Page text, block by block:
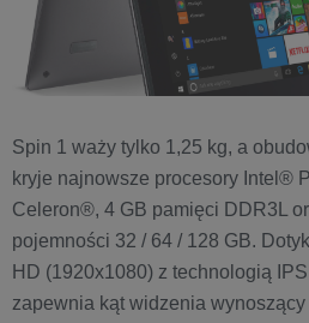
Spin 1 waży tylko 1,25 kg, a
kryje najnowsze procesory Intel®
Celeron®, 4 GB pamięci DDR3L
pojemności 32 / 64 / 128 GB.
HD (1920x1080) z technologią
zapewnia kąt widzenia